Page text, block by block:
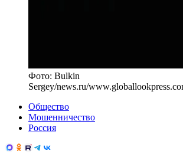
Фото: Bulkin
Sergey/news.ru/
Общество
Мошенничество
Россия